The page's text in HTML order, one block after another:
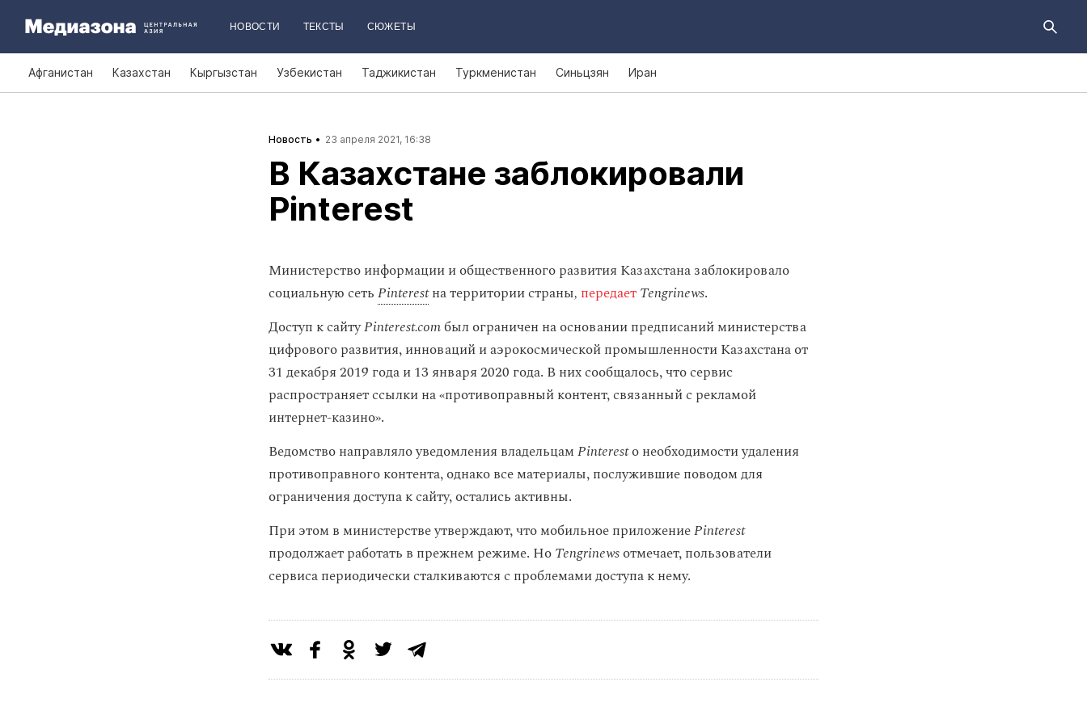
НОВОСТИ ТЕКСТЫ СЮЖЕТЫ
Афганистан Казахстан Кыргызстан Узбекистан Таджикистан Туркменистан Синьцзян Иран
Новость 23 апреля 2021, 16:38
В Казахстане заблокировали
Pinterest
Министерство информации и общественного развития Казахстана заблокировало
социальную сетьPinterestна территории страны, передаетTengrinews.
Доступ к сайтуPinterest.comбыл ограничен на основании предписаний министерства
цифрового развития, инноваций и аэрокосмической промышленности Казахстана от
31 декабря 2019 года и 13 января 2020 года. В них сообщалось, что сервис
распространяет ссылки на «противоправный контент, связанный с рекламой
интернет-казино».
Ведомство направляло уведомления владельцамPinterestо необходимости удаления
противоправного контента, однако все материалы, послужившие поводом для
ограничения доступа к сайту, остались активны.
При этом в министерстве утверждают, что мобильное приложениеPinterest
продолжает работать в прежнем режиме. НоTengrinewsотмечает, пользователи
сервиса периодически сталкиваются с проблемами доступа к нему.